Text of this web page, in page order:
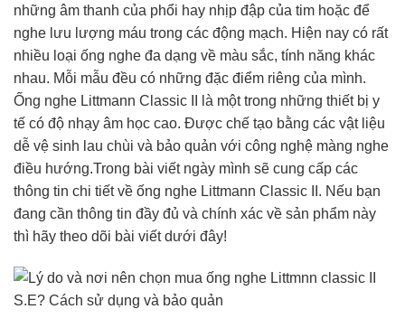
những âm thanh của phổi hay nhịp đập của tim hoặc để
nghe lưu lượng máu trong các động mạch. Hiện nay có rất
nhiều loại ống nghe đa dạng về màu sắc, tính năng khác
nhau. Mỗi mẫu đều có những đặc điểm riêng của mình.
Ống nghe Littmann Classic II là một trong những thiết bị y
tế có độ nhạy âm học cao. Được chế tạo bằng các vật liệu
dễ vệ sinh lau chùi và bảo quản với công nghệ màng nghe
điều hướng.Trong bài viết ngày mình sẽ cung cấp các
thông tin chi tiết về ống nghe Littmann Classic II. Nếu bạn
đang cần thông tin đầy đủ và chính xác về sản phẩm này
thì hãy theo dõi bài viết dưới đây!